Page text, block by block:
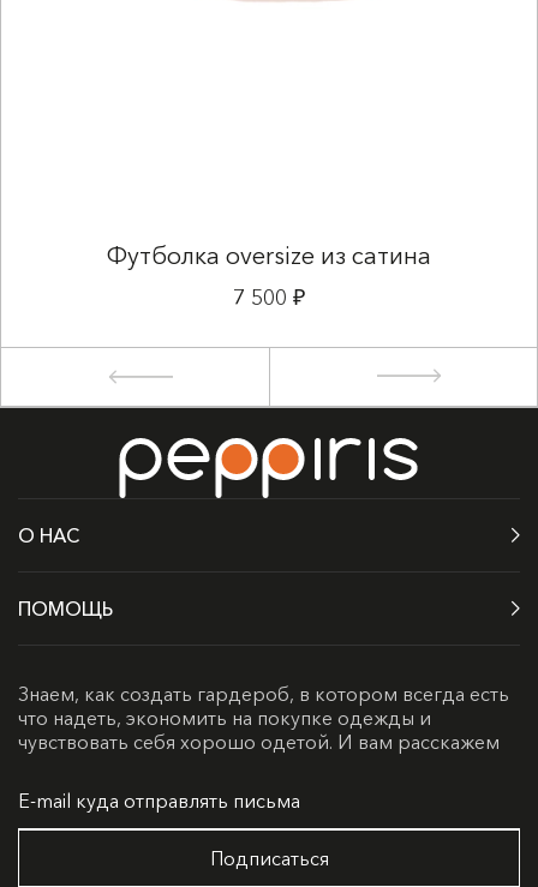
Футболка oversize из сатина
7 500 ₽
О НАС
ПОМОЩЬ
Знаем, как создать гардероб, в котором всегда есть
что надеть, экономить на покупке одежды и
чувствовать себя хорошо одетой. И вам расскажем
Подписаться